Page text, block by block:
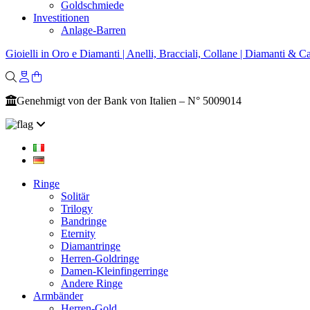
Goldschmiede
Investitionen
Anlage-Barren
Gioielli in Oro e Diamanti | Anelli, Bracciali, Collane | Diamanti &
Genehmigt von der Bank von Italien – N° 5009014
Ringe
Solitär
Trilogy
Bandringe
Eternity
Diamantringe
Herren-Goldringe
Damen-Kleinfingerringe
Andere Ringe
Armbänder